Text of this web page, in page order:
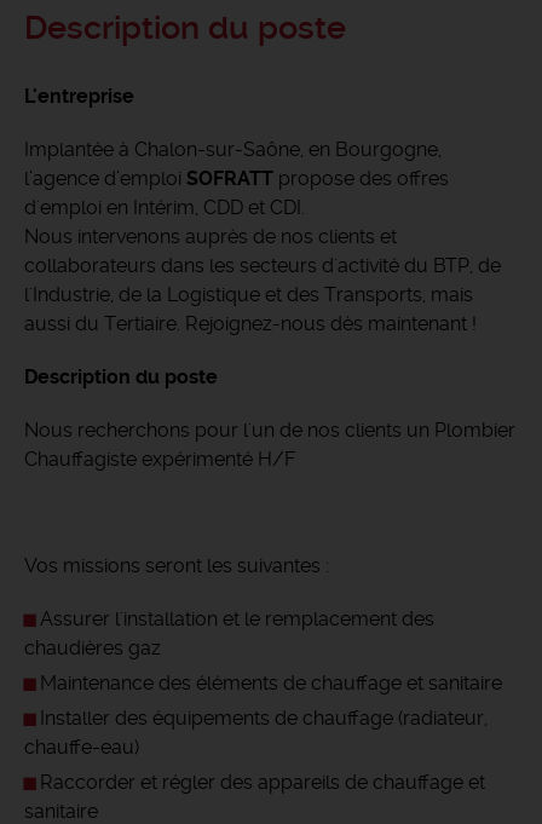
Description du poste
L'entreprise
Implantée à Chalon-sur-Saône, en Bourgogne,
l’agence d’emploi SOFRATT propose des offres
d'emploi en Intérim, CDD et CDI.
Nous intervenons auprès de nos clients et
collaborateurs dans les secteurs d'activité du BTP, de
l'Industrie, de la Logistique et des Transports, mais
aussi du Tertiaire. Rejoignez-nous dès maintenant !
Description du poste
Nous recherchons pour l'un de nos clients un Plombier
Chauffagiste expérimenté H/F
Vos missions seront les suivantes :
Assurer l'installation et le remplacement des
chaudières gaz
Maintenance des éléments de chauffage et sanitaire
Installer des équipements de chauffage (radiateur,
chauffe-eau)
Raccorder et régler des appareils de chauffage et
sanitaire